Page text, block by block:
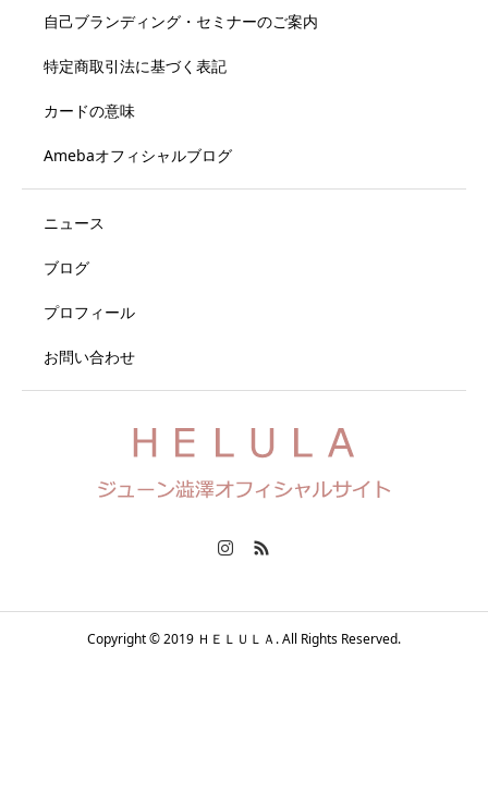
自己ブランディング・セミナーのご案内
特定商取引法に基づく表記
カードの意味
Amebaオフィシャルブログ
ニュース
ブログ
プロフィール
お問い合わせ
Copyright © 2019 ＨＥＬＵＬＡ. All Rights Reserved.